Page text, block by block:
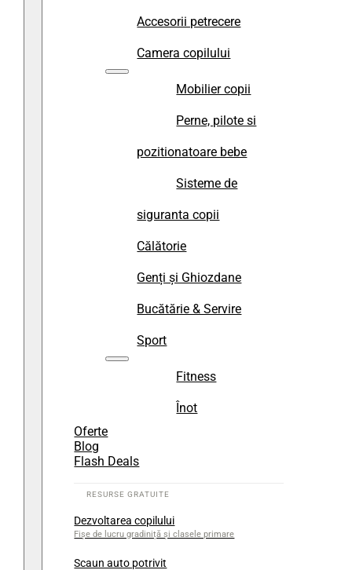
Accesorii petrecere
Camera copilului
Mobilier copii
Perne, pilote si
pozitionatoare bebe
Sisteme de
siguranta copii
Călătorie
Genți și Ghiozdane
Bucătărie & Servire
Sport
Fitness
Înot
Oferte
Blog
Flash Deals
Dezvoltarea copilului
Fișe de lucru gradiniță și clasele primare
Scaun auto potrivit